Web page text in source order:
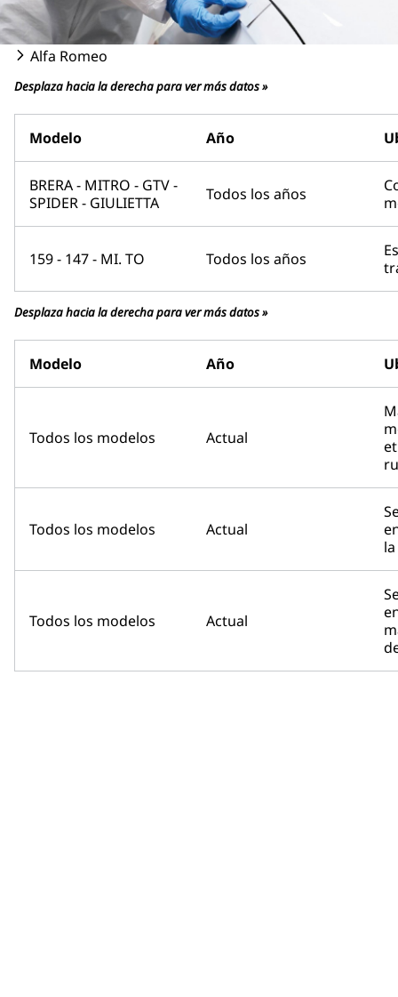
Alfa Romeo
Desplaza hacia la derecha para ver más datos »
Modelo Año
BRERA - MITRO - GTV -
SPIDER - GIULIETTA
Todos los años
159 - 147 - MI. TO Todos los años
Desplaza hacia la derecha para ver más datos »
Modelo Año
Todos los modelos Actual
Todos los modelos Actual
Todos los modelos Actual